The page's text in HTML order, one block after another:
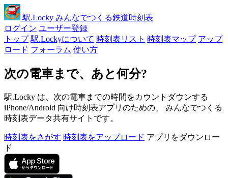
駅.Locky みんなでつくる鉄道時刻表
ログイン ユーザー登録
トップ 駅.Lockyについて 時刻表リスト 時刻表マップ アップ
ロード フォーラム 使い方
次の電車まで、あと何分?
駅.Locky は、次の電車までの時間をカウントダウンする
iPhone/Android 向け時刻表アプリのための、 みんなでつくる
時刻表データ共有サイトです。
時刻表をさがす 時刻表をアップロード アプリをダウンロー
ド